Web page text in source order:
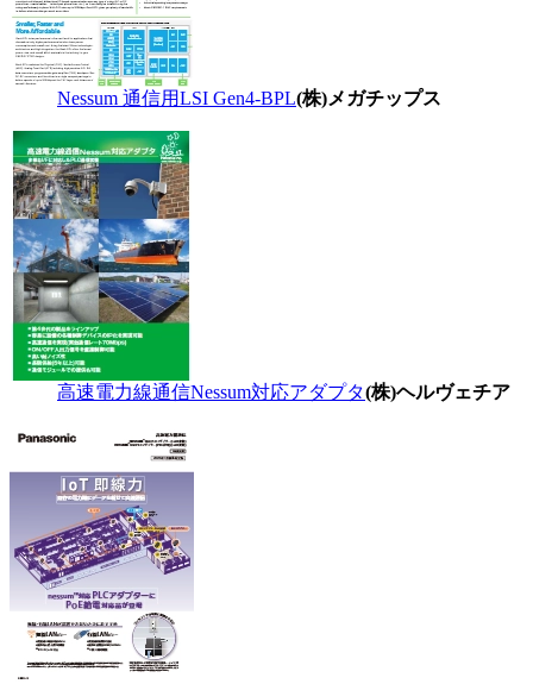
Nessum 通信用LSI Gen4-BPL(株)メガチップス
高速電力線通信Nessum対応アダプタ(株)ヘルヴェチア